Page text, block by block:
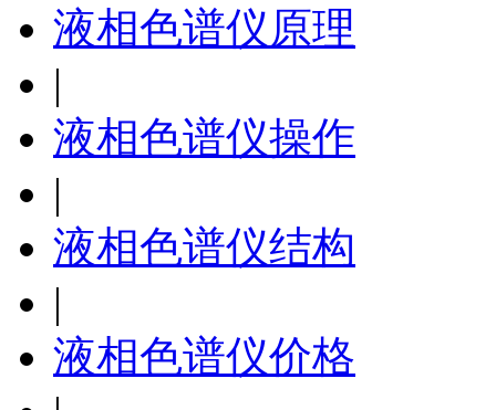
液相色谱仪原理
|
液相色谱仪操作
|
液相色谱仪结构
|
液相色谱仪价格